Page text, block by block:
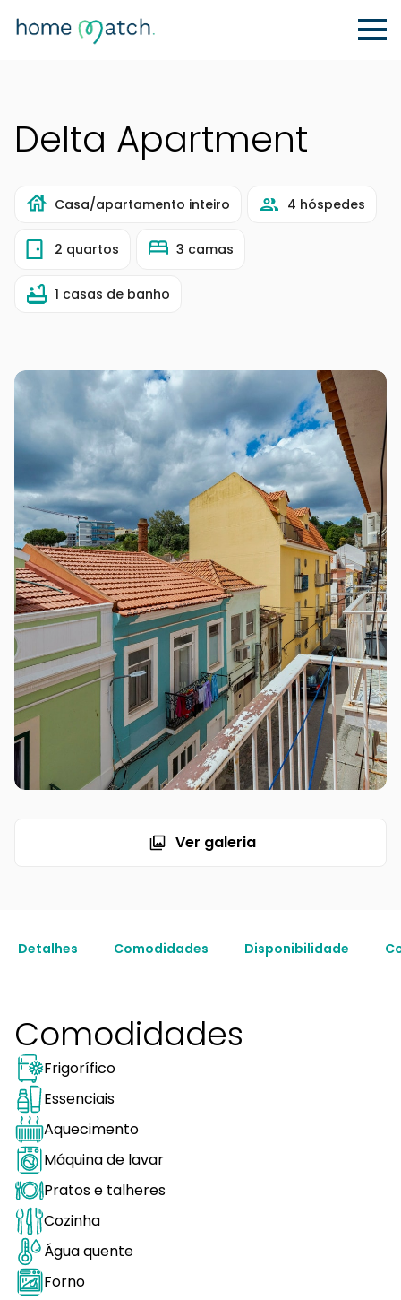
Delta Apartment
Casa/apartamento inteiro 4 hóspedes
2 quartos 3 camas
1 casas de banho
Ver galeria
Detalhes Comodidades Disponibilidade
Comodidades
Frigorífico
Essenciais
Aquecimento
Máquina de lavar
Pratos e talheres
Cozinha
Água quente
Forno